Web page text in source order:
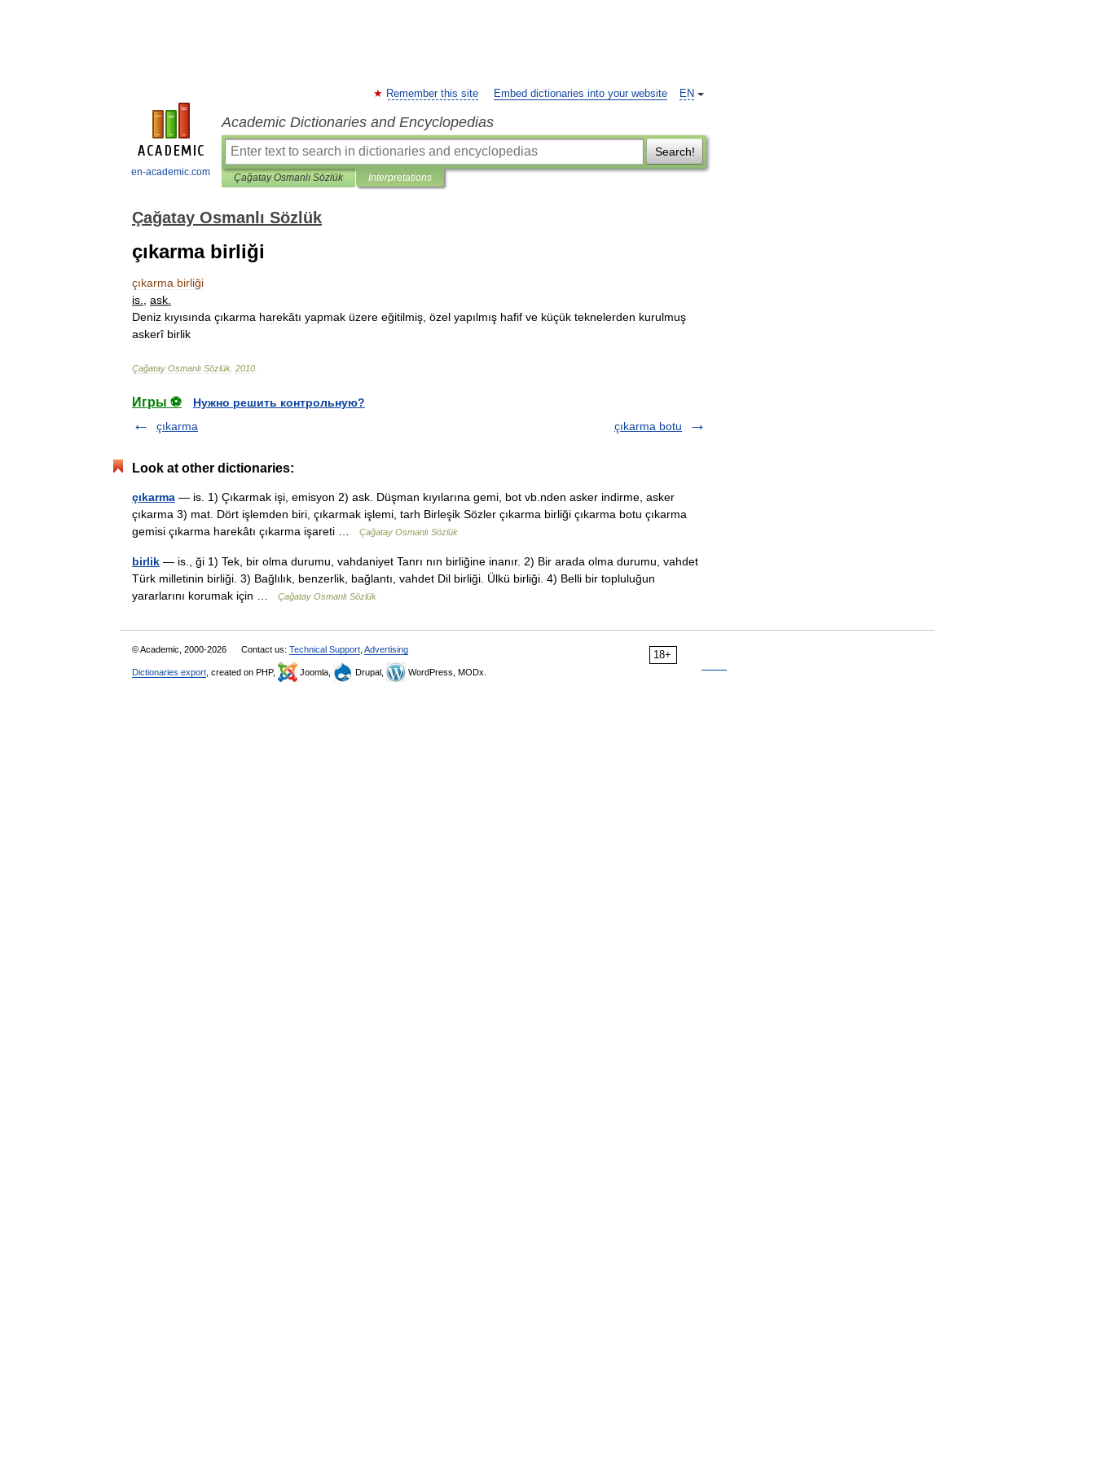
en-academic.com
EN
Remember this site Embed dictionaries into your website
Academic Dictionaries and Encyclopedias
Search!
Çağatay Osmanlı Sözlük Interpretations
Çağatay Osmanlı Sözlük
çıkarma birliği
çıkarma birliği
is
ask
Deniz kıyısında çıkarma harekâtı yapmak üzere eğitilmiş özel yapılmış hafif ve küçük teknelerden kurulmuş
askerî birlik
Çağatay Osmanlı Sözlük 2010
Игры ⚽
Нужно решить контрольную?
çıkarma
çıkarma botu
Look at other dictionaries:
çıkarma — is. 1) Çıkarmak işi, emisyon 2) ask. Düşman kıyılarına gemi, bot vb.nden asker indirme, asker
çıkarma 3) mat. Dört işlemden biri, çıkarmak işlemi, tarh Birleşik Sözler çıkarma birliği çıkarma botu çıkarma
gemisi çıkarma harekâtı çıkarma işareti …
Çağatay Osmanlı Sözlük
birlik — is., ği 1) Tek, bir olma durumu, vahdaniyet Tanrı nın birliğine inanır. 2) Bir arada olma durumu, vahdet
Türk milletinin birliği. 3) Bağlılık, benzerlik, bağlantı, vahdet Dil birliği. Ülkü birliği. 4) Belli bir topluluğun
yararlarını korumak için …
Çağatay Osmanlı Sözlük
18+
© Academic, 2000-2026 Contact us: Technical Support Advertising
Dictionaries export , created on PHP, Joomla, Drupal, WordPress, MODx.